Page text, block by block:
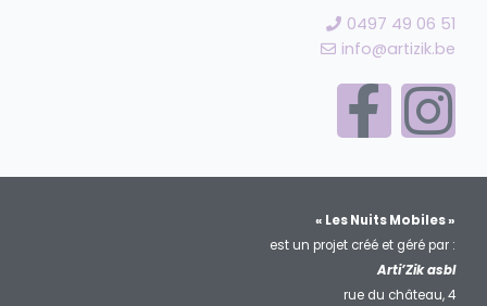
0497 49 06 51
info@artizik.be
« Les Nuits Mobiles »
est un projet créé et géré par :
Arti’Zik asbl
rue du château, 4